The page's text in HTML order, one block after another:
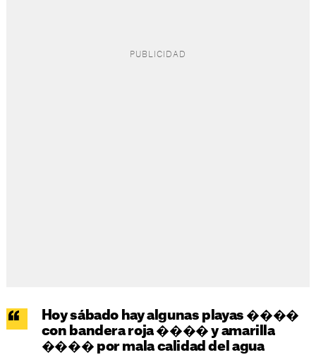
Hoy sábado hay algunas playas ����
con bandera roja ���� y amarilla
���� por mala calidad del agua